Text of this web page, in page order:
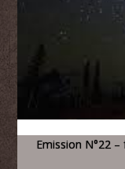
Emission N°22